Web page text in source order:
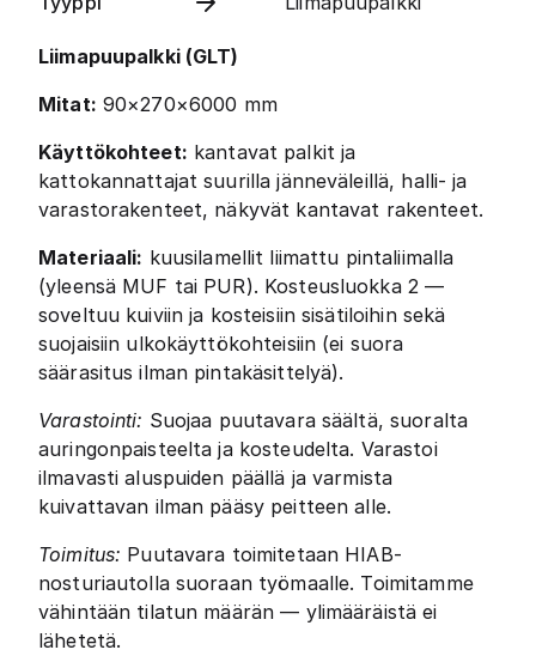
Liimapuupalkki (GLT)
Mitat: 90×270×6000 mm
Käyttökohteet: kantavat palkit ja
kattokannattajat suurilla jänneväleillä, halli- ja
varastorakenteet, näkyvät kantavat rakenteet.
Materiaali: kuusilamellit liimattu pintaliimalla
(yleensä MUF tai PUR). Kosteusluokka 2 —
soveltuu kuiviin ja kosteisiin sisätiloihin sekä
suojaisiin ulkokäyttökohteisiin (ei suora
säärasitus ilman pintakäsittelyä).
Varastointi: Suojaa puutavara säältä, suoralta
auringonpaisteelta ja kosteudelta. Varastoi
ilmavasti aluspuiden päällä ja varmista
kuivattavan ilman pääsy peitteen alle.
Toimitus: Puutavara toimitetaan HIAB-
nosturiautolla suoraan työmaalle. Toimitamme
vähintään tilatun määrän — ylimääräistä ei
lähetetä.